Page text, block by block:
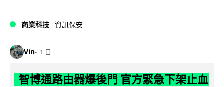
商業科技 資訊保安
Vin 1 日
智博通路由器爆後門 官方緊急下架止血